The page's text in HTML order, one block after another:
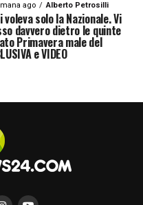
ago Alberto Petrosilli
solo la Nazionale. Vi
davvero dietro le quinte
Primavera male del
e VIDEO